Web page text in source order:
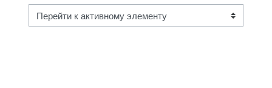
Перейти к активному элементу